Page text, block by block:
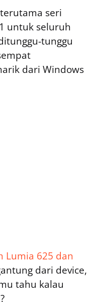
seri
untuk seluruh
tunggu
dari Windows
Lumia 625 dan
dari device,
tahu kalau